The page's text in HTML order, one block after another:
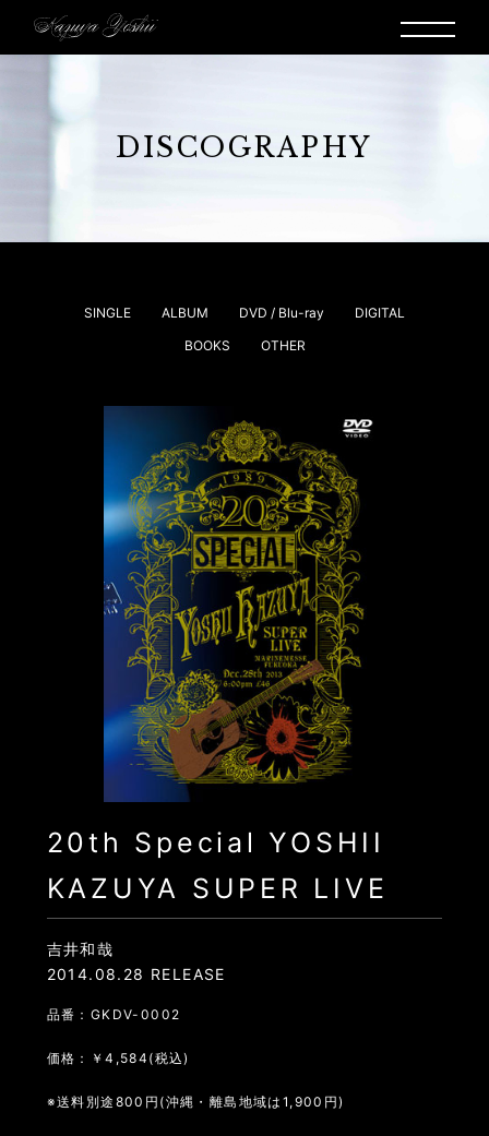
DISCOGRAPHY
SINGLE ALBUM DVD / Blu-ray
DIGITAL
BOOKS
OTHER
20th Special YOSHII
KAZUYA SUPER LIVE
吉井和哉
2014.08.28 RELEASE
品番：GKDV-0002
価格：￥4,584(税込)
※送料別途800円(沖縄・離島地域は1,900円)